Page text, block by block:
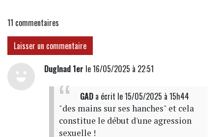
11 commentaires
Laisser un commentaire
Duglnad 1er le 16/05/2025 à 22:51
GADa écrit le 15/05/2025 à 15h44
"des mains sur ses hanches" et cela
constitue le début d'une agression
sexuelle !